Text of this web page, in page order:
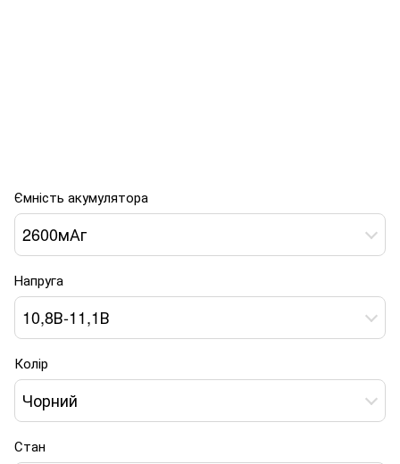
Ємність акумулятора
2600мАг
Напруга
10,8В-11,1В
Колір
Чорний
Стан